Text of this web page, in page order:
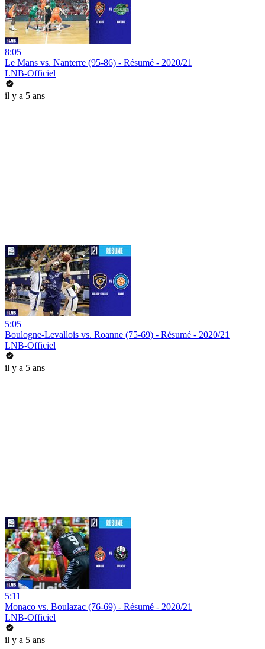
8:05
Le Mans vs. Nanterre (95-86) - Résumé - 2020/21
LNB-Officiel
il y a 5 ans
5:05
Boulogne-Levallois vs. Roanne (75-69) - Résumé - 2020/21
LNB-Officiel
il y a 5 ans
5:11
Monaco vs. Boulazac (76-69) - Résumé - 2020/21
LNB-Officiel
il y a 5 ans